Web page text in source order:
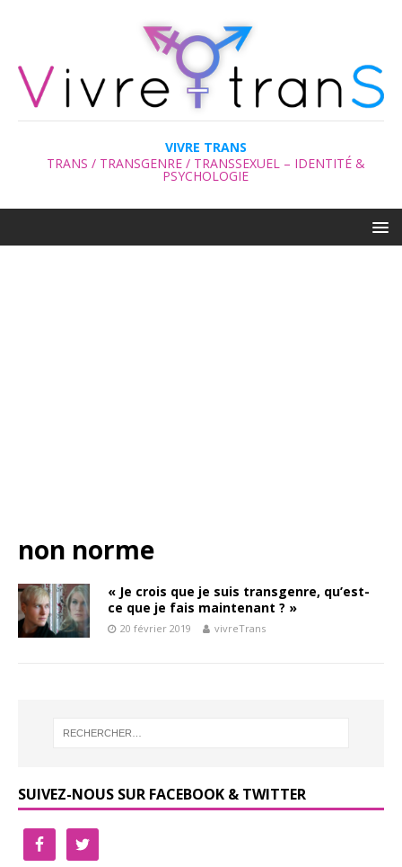
VIVRE TRANS
TRANS / TRANSGENRE / TRANSSEXUEL – IDENTITÉ &
PSYCHOLOGIE
non norme
« Je crois que je suis transgenre, qu’est-
ce que je fais maintenant ? »
20 février 2019 vivreTrans
SUIVEZ-NOUS SUR FACEBOOK & TWITTER